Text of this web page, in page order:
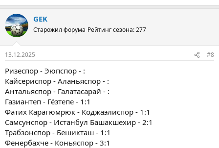
GEK
Старожил форума Рейтинг сезона: 277
13.12.2025 #8
Ризеспор - Эюпспор - :
Кайсериспор - Аланьяспор - :
Антальяспор - Галатасарай - :
Газиантеп - Гёзтепе - 1:1
Фатих Карагюмрюк - Коджаэлиспор - 1:1
Самсунспор - Истанбул Башакшехир - 2:1
Трабзонспор - Бешикташ - 1:1
Фенербахче - Коньяспор - 3:1